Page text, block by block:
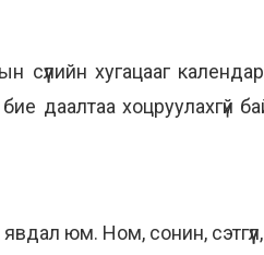
хугацааг
даалтаа хоцруулахгүй
явдал юм. Ном, сонин,